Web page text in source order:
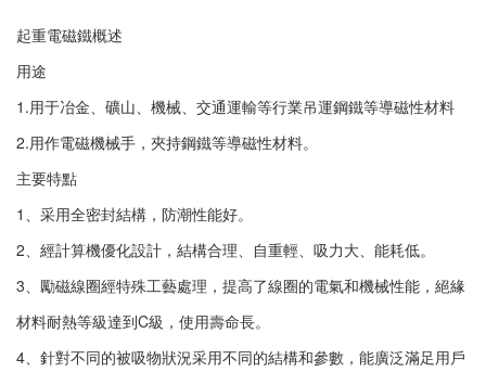
起重電磁鐵概述
用途
1.用于冶金、礦山、機械、交通運輸等行業吊運鋼鐵等導磁性材料
2.用作電磁機械手，夾持鋼鐵等導磁性材料。
主要特點
1、采用全密封結構，防潮性能好。
2、經計算機優化設計，結構合理、自重輕、吸力大、能耗低。
3、勵磁線圈經特殊工藝處理，提高了線圈的電氣和機械性能，絕緣
材料耐熱等級達到C級，使用壽命長。
4、針對不同的被吸物狀況采用不同的結構和參數，能廣泛滿足用戶